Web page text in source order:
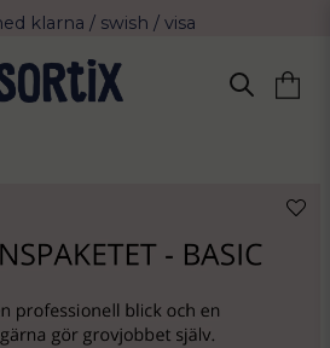
kr eller vid avhämtning
med Postnord